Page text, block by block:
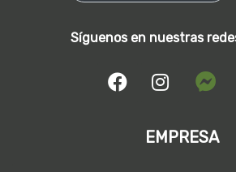
Síguenos en nuestras
EMPRESA